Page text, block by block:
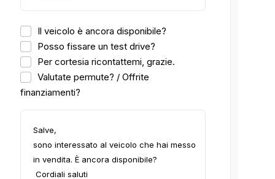
Il veicolo è ancora disponibile?
Posso fissare un test drive?
Per cortesia ricontattemi, grazie.
Valutate permute? / Offrite
finanziamenti?